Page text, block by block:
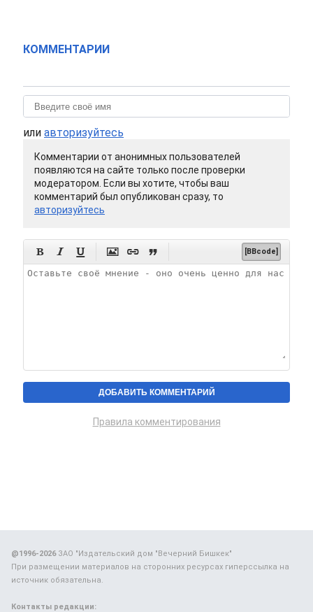
КОММЕНТАРИИ
или авторизуйтесь
Комментарии от анонимных пользователей
появляются на сайте только после проверки
модератором. Если вы хотите, чтобы ваш
комментарий был опубликован сразу, то
авторизуйтесь
      [BBcode]
Правила комментирования
@1996-2026ЗАО "Издательский дом "Вечерний Бишкек"
При размещении материалов на сторонних ресурсах гиперссылка на
источник обязательна.
Контакты редакции: